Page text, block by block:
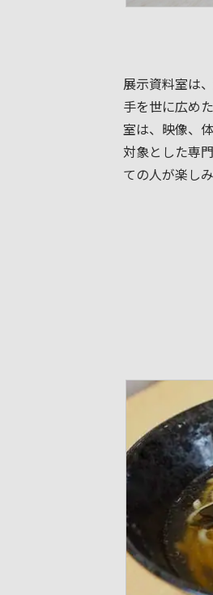
展示資料室は
手を世に広め
室は、映像、
対象とした専
ての人が楽し